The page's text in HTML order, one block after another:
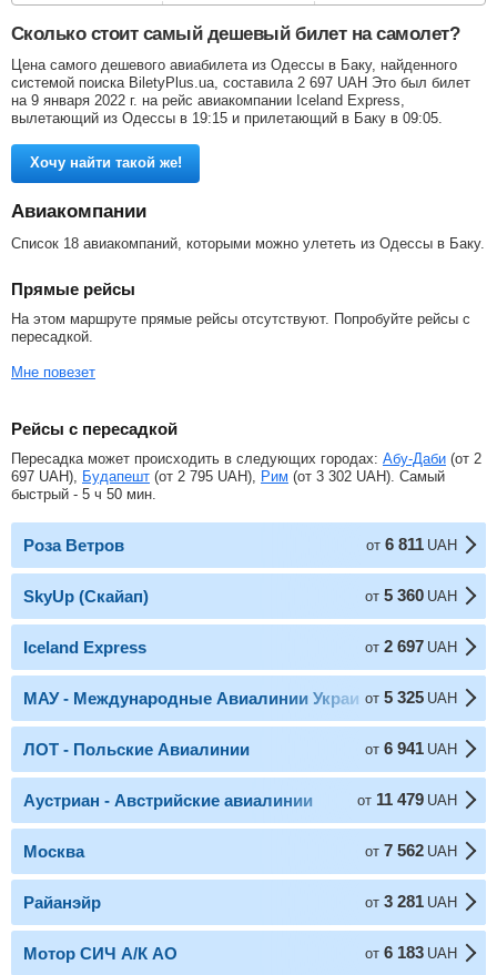
Сколько стоит самый дешевый билет на самолет?
Цена самого дешевого авиабилета из Одессы в Баку, найденного
системой поиска BiletyPlus.ua, составила 2 697 UAH Это был билет
на 9 января 2022 г. на рейс авиакомпании Iceland Express,
вылетающий из Одессы в 19:15 и прилетающий в Баку в 09:05.
Хочу найти такой же!
Авиакомпании
Список 18 авиакомпаний, которыми можно улететь из Одессы в Баку.
Прямые рейсы
На этом маршруте прямые рейсы отсутствуют. Попробуйте рейсы с
пересадкой.
Мне повезет
Рейсы с пересадкой
Пересадка может происходить в следующих городах: Абу-Даби (от 2
697 UAH), Будапешт (от 2 795 UAH), Рим (от 3 302 UAH). Самый
быстрый - 5 ч 50 мин.
Роза Ветров от 6 811 UAH
SkyUp (Скайап) от 5 360 UAH
Iceland Express от 2 697 UAH
МАУ - Международные Авиалинии Украины
от 5 325 UAH
ЛОТ - Польские Авиалинии от 6 941 UAH
Аустриан - Австрийские авиалинии от 11 479 UAH
Москва от 7 562 UAH
Райанэйр от 3 281 UAH
Мотор СИЧ А/К АО от 6 183 UAH